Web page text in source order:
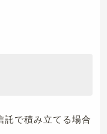
託で積み立てる場合